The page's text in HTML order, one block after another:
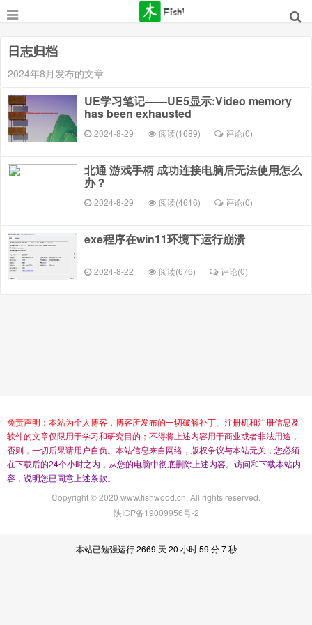
日志归档
2024年8月发布的文章
UE学习笔记——UE5显示:Video memory
has been exhausted
2024-8-29 阅读(1689) 评论(0)
北通 游戏手柄 成功连接电脑后无法使用怎么
办？
2024-8-29 阅读(4616) 评论(0)
exe程序在win11环境下运行崩溃
2024-8-22 阅读(676) 评论(0)
免责声明 ： 本站为个人博客 ， 博客所发布的一切破解补丁 注册机和注册信息及
软件的文章仅限用于学习和研究目的 ； 不得将 上述内容用于商业或者非法用途 ，
否则 ， 一切后果请用户自负。 本站信息来自网络 ， 版权争议与本站无关 ， 您必须
在下载后的24个小时之内 ， 从您的电脑中彻底删除 上述内容。 访问和下载本站内
容 ， 说明您已同意 上述条款。
Copyright © 2020 www.fishwood.cn. All rights reserved.
陕ICP备19009956号-2
本站已勉强运行 2669 天 20 小时 59 分 7 秒